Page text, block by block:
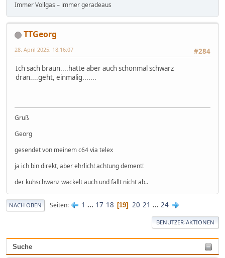
Suche
Immer Vollgas – immer geradeaus
TTGeorg
#284
28. April 2025, 18:16:07
Ich sach braun....hatte aber auch schonmal schwarz
dran....geht, einmalig.......
Gruß
Georg
gesendet von meinem c64 via telex
ja ich bin direkt, aber ehrlich! achtung dement!
der kuhschwanz wackelt auch und fällt nicht ab..
NACH OBEN Seiten 1 ... 17 18 19 20 21 ... 24
BENUTZER-AKTIONEN